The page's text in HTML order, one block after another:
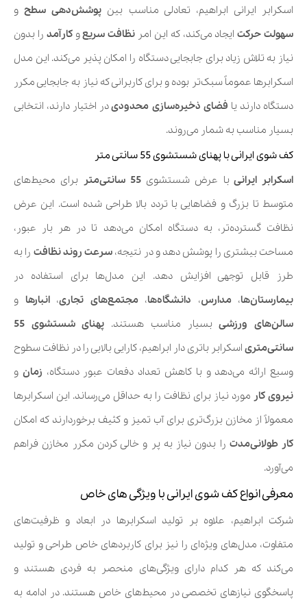
اسکرابر ایرانی ابراهیم، تعادلی مناسب بین پوشش‌دهی سطحو
سهولت حرکتایجاد می‌کند، که این امر نظافت سریعوکارآمد را بدون
نیاز به تلاش زیاد برای جابجایی دستگاه را امکان پذیر می‌کند. این مدل‌
اسکرابرها عموماً سبک‌تر بوده و برای کاربرانی که نیاز به جابجایی مکرر
دستگاه دارند یا فضای ذخیره‌سازی محدودیدر اختیار دارند، انتخابی
بسیار مناسب به شمار می‌روند.
کف شوی ایرانی با پهنای شستشوی 55 سانتی متر
اسکرابر ایرانیبا عرض شستشوی 55 سانتی‌متر
برای محیط‌های
متوسط تا بزرگ و فضاهایی با تردد بالا طراحی شده است. این عرض
نظافت گسترده‌تر، به دستگاه امکان می‌دهد تا در هر بار عبور،
مساحت بیشتری را پوشش دهد و در نتیجه، سرعت روند نظافت را به
طرز قابل توجهی افزایش دهد. این مدل‌ها برای استفاده در
بیمارستان‌ها، مدارس، دانشگاه‌ها، مجتمع‌های تجاری،انبارها و
سالن‌های ورزشیبسیار مناسب هستند.
پهنای شستشوی 55
سانتی‌متری اسکرابر باتری دار ابراهیم، کارایی بالایی را در نظافت سطوح
وسیع ارائه می‌دهد و با کاهش تعداد دفعات عبور دستگاه، زمان و
نیروی کار مورد نیاز برای نظافت را به حداقل می‌رساند. این اسکرابرها
معمولاً از مخازن بزرگ‌تری برای آب تمیز و کثیف برخوردارند که امکان
کار طولانی‌مدت را بدون نیاز به پر و خالی کردن مکرر مخازن فراهم
می‌آورد.
معرفی انواع کف شوی ایرانی با ویژگی های خاص
شرکت ابراهیم، علاوه بر تولید اسکرابرها در ابعاد و ظرفیت‌های
متفاوت، مدل‌های ویژه‌ای را نیز برای کاربردهای خاص طراحی و تولید
می‌کند که هر کدام دارای ویژگی‌های منحصر به فردی هستند و
پاسخگوی نیازهای تخصصی در محیط‌های خاص هستند. در ادامه به